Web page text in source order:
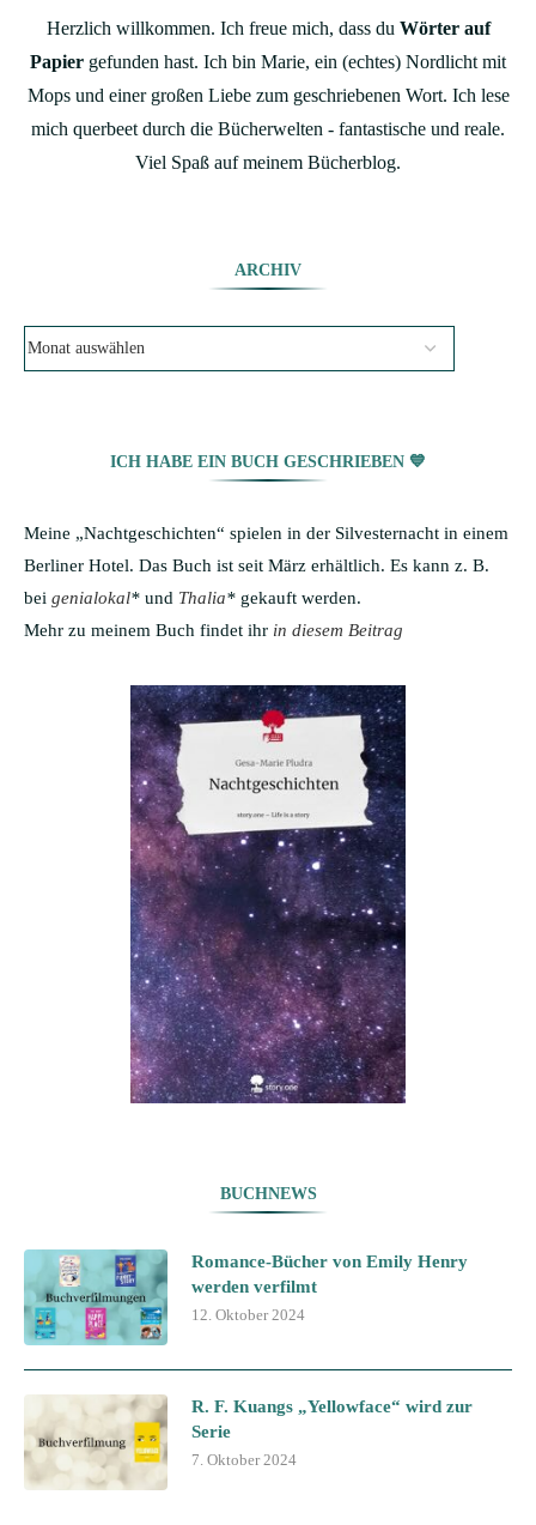
Herzlich willkommen. Ich freue mich, dass du Wörter auf
Papier gefunden hast. Ich bin Marie, ein (echtes) Nordlicht mit
Mops und einer großen Liebe zum geschriebenen Wort. Ich lese
mich querbeet durch die Bücherwelten - fantastische und reale.
Viel Spaß auf meinem Bücherblog.
ARCHIV
ICH HABE EIN BUCH GESCHRIEBEN 💙
Meine „Nachtgeschichten“ spielen in der Silvesternacht in einem
Berliner Hotel. Das Buch ist seit März erhältlich. Es kann z. B.
bei genialokal* und Thalia* gekauft werden.
Mehr zu meinem Buch findet ihr in diesem Beitrag
BUCHNEWS
Romance-Bücher von Emily Henry
werden verfilmt
12. Oktober 2024
R. F. Kuangs „Yellowface“ wird zur
Serie
7. Oktober 2024